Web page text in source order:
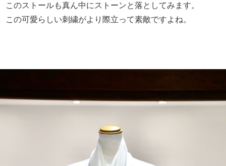
このストールも真ん中にストーンと落としてみます。
この可愛らしい刺繍がより際立って素敵ですよね。